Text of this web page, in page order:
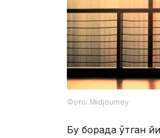
Фото: Midjourney
Бу борада ўтган